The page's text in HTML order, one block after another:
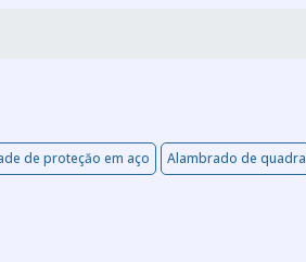
de proteçăo em aço Alambrado de quadra